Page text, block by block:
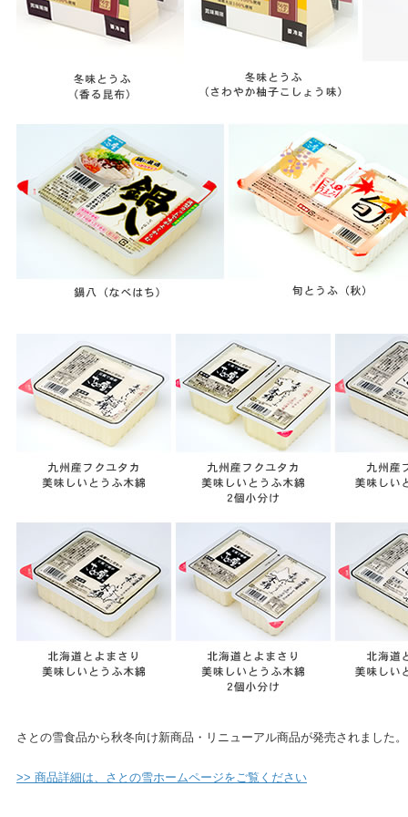
さとの雪食品から秋冬向け新商品・リニューアル商品が発売されました。
>> 商品詳細は、さとの雪ホームページをご覧ください